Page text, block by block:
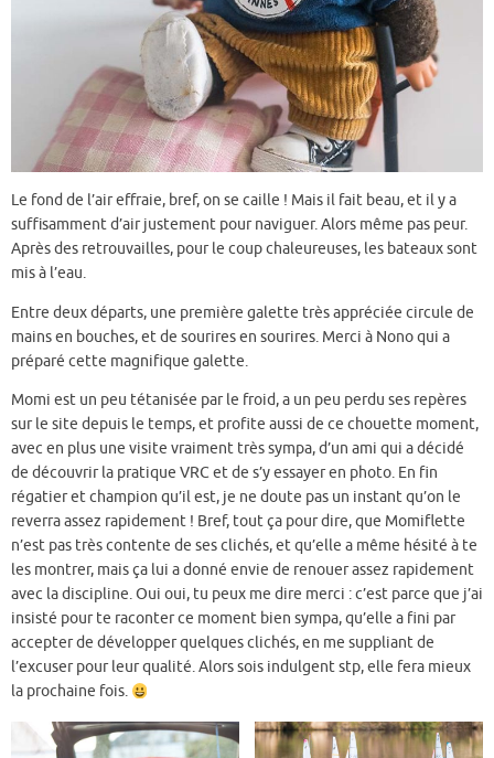
Le fond de l’air effraie, bref, on se caille ! Mais il fait beau, et il y a
suffisamment d’air justement pour naviguer. Alors même pas peur.
Après des retrouvailles, pour le coup chaleureuses, les bateaux sont
mis à l’eau.
Entre deux départs, une première galette très appréciée circule de
mains en bouches, et de sourires en sourires. Merci à Nono qui a
préparé cette magnifique galette.
Momi est un peu tétanisée par le froid, a un peu perdu ses repères
sur le site depuis le temps, et profite aussi de ce chouette moment,
avec en plus une visite vraiment très sympa, d’un ami qui a décidé
de découvrir la pratique VRC et de s’y essayer en photo. En fin
régatier et champion qu’il est, je ne doute pas un instant qu’on le
reverra assez rapidement ! Bref, tout ça pour dire, que Momiflette
n’est pas très contente de ses clichés, et qu’elle a même hésité à te
les montrer, mais ça lui a donné envie de renouer assez rapidement
avec la discipline. Oui oui, tu peux me dire merci : c’est parce que j’ai
insisté pour te raconter ce moment bien sympa, qu’elle a fini par
accepter de développer quelques clichés, en me suppliant de
l’excuser pour leur qualité. Alors sois indulgent stp, elle fera mieux
la prochaine fois.